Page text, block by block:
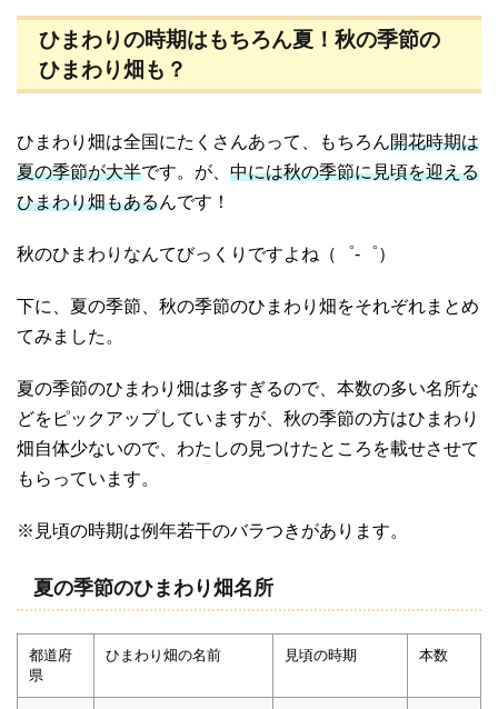
ひまわりの時期はもちろん夏！秋の季節の
ひまわり畑も？
ひまわり畑は全国にたくさんあって、もちろん開花時期は
夏の季節が大半です。が、 中には秋の季節に見頃を迎える
ひまわり畑もあるんです！
秋のひまわりなんてびっくりですよね（゜-゜）
下に、夏の季節、秋の季節のひまわり畑をそれぞれまとめ
てみました。
夏の季節のひまわり畑は多すぎるので、本数の多い名所な
どをピックアップしていますが、秋の季節の方はひまわり
畑自体少ないので、わたしの見つけたところを載せさせて
もらっています。
※見頃の時期は例年若干のバラつきがあります。
夏の季節のひまわり畑名所
都道府
県
ひまわり畑の名前 見頃の時期 本数